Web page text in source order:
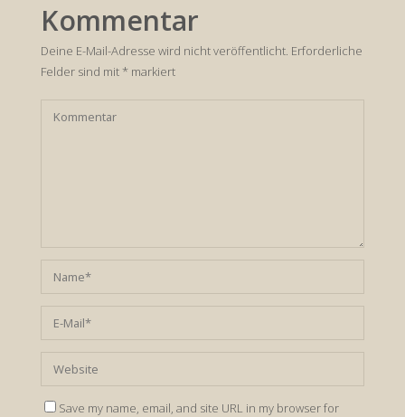
Kommentar
Deine E-Mail-Adresse wird nicht veröffentlicht. Erforderliche
Felder sind mit*markiert
Save my name, email, and site URL in my browser for